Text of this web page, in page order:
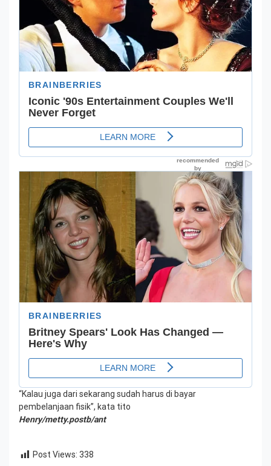
“Kalau juga dari sekarang sudah harus di bayar
pembelanjaan fisik”, kata tito
Henry/metty.postb/ant
Post Views: 338